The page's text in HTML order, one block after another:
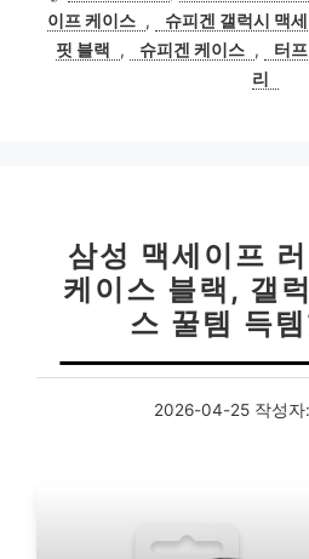
그
이프 케이스 ,
슈피겐 갤럭시 맥
핏 블랙
, 슈피겐 케이스 , 터
리
삼성 맥세이프
케이스 블랙, 갤
스 꿀템 득
2026-04-25 작성자: